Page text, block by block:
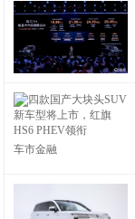
车市金融